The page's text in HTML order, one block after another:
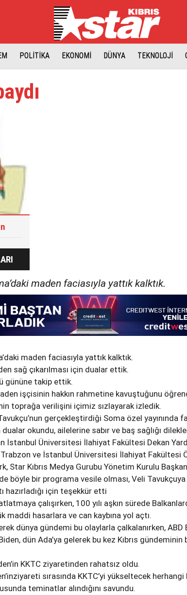
POLİTİKA EKONOMİ DÜNYA TEKNOLOJİ
maden faciasıyla yattık kalktık.
maden faciasıyla yattık kalktık.
sağ çıkarılması için dualar ettik.
gününe takip ettik.
işçisinin hakkın rahmetine kavuştuğunu
toprağa verilişini içimiz sızlayarak izledik.
gerçekleştirdiği Soma özel yayınında
okundu, ailelerine sabır ve baş sağlığı
İstanbul Üniversitesi İlahiyat Fakültesi Dekan
ve İstanbul Üniversitesi İlahiyat Fakültesi
Star Kıbrıs Medya Gurubu Yönetim Kurulu
böyle bir programa vesile olması, Veli
hazırladığı için teşekkür etti
çalışırken, 100 yılı aşkın sürede
maddi hasarlara ve can kaybına yol açtı.
dünya gündemi bu olaylarla çalkalanırken, ABD
dün Ada’ya gelerek bu kez Kıbrıs
KKTC ziyaretinden rahatsız oldu.
sırasında KKTC’yi yükseltecek
teminatlar alındığını savundu.